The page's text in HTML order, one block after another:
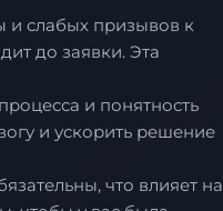
и слабых призывов к
до заявки. Эта
и понятность
и ускорить решение
что влияет на